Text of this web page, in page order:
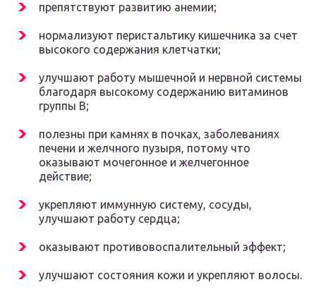
препятствуют развитию анемии;
нормализуют перистальтику кишечника за счет
высокого содержания клетчатки;
улучшают работу мышечной и нервной системы
благодаря высокому содержанию витаминов
группы В;
полезны при камнях в почках, заболеваниях
печени и желчного пузыря, потому что
оказывают мочегонное и желчегонное
действие;
укрепляют иммунную систему, сосуды,
улучшают работу сердца;
оказывают противовоспалительный эффект;
улучшают состояния кожи и укрепляют волосы.